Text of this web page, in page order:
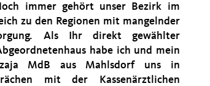
immer gehört unser Bezirk im
zu den Regionen mit mangelnder
Als Ihr direkt gewählter
habe ich und mein
MdB aus Mahlsdorf uns in
mit der Kassenärztlichen